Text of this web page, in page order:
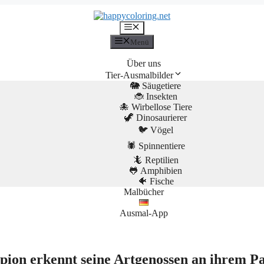
Menü
Über uns
Tier-Ausmalbilder
🐘 Säugetiere
🐞 Insekten
🐙 Wirbellose Tiere
🦖 Dinosaurierer
🐦 Vögel
🕷️ Spinnentiere
🦎 Reptilien
🐸 Amphibien
🐠 Fische
Malbücher
Ausmal-App
erkennt seine Artgenossen an ihrem